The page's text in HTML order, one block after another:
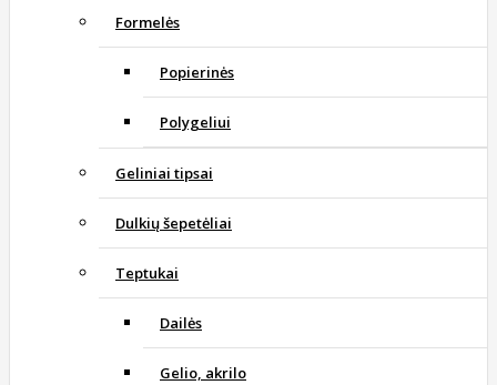
Formelės
Popierinės
Polygeliui
Geliniai tipsai
Dulkių šepetėliai
Teptukai
Dailės
Gelio, akrilo